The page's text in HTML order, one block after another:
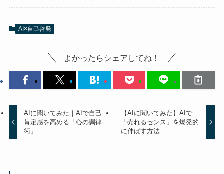
AI×自己啓発
よかったらシェアしてね！
AIに聞いてみた｜AIで自己
肯定感を高める「心の調律
術」
【AIに聞いてみた】AIで
「売れるセンス」を爆発的
に伸ばす方法